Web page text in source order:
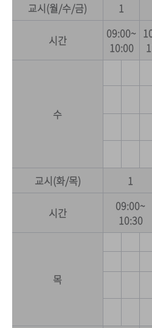
교시(월/수/금) 1
시간
09:00~
10:00
수
교시(화/목) 1
시간
09:00~
10:30
목